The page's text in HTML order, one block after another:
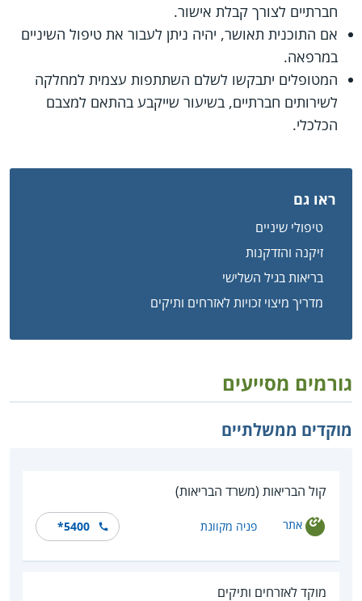
חברתיים לצורך קבלת אישור.
אם התוכנית תאושר, יהיה ניתן לעבור את טיפול השיניים
במרפאה.
המטופלים יתבקשו לשלם השתתפות עצמית למחלקה
לשירותים חברתיים, בשיעור שייקבע בהתאם למצבם
הכלכלי.
ראו גם
טיפולי שיניים
זיקנה והזדקנות
בריאות בגיל השלישי
מדריך מיצוי זכויות לאזרחים ותיקים
גורמים מסייעים
מוקדים ממשלתיים
קול הבריאות (משרד הבריאות)
אתר פניה מקוונת *5400
מוקד לאזרחים ותיקים